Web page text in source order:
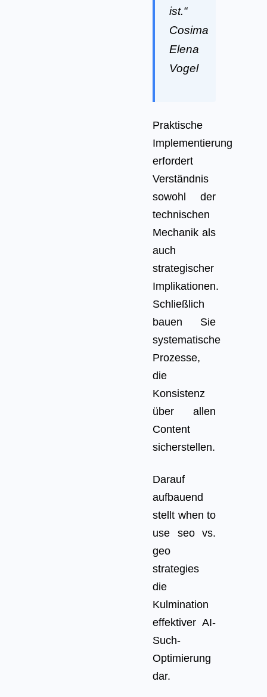
ist.“
Cosima
Elena
Vogel
Praktische
Implementierung
erfordert
Verständnis
sowohl der
technischen
Mechanik als
auch
strategischer
Implikationen.
Schließlich
bauen Sie
systematische
Prozesse,
die
Konsistenz
über allen
Content
sicherstellen.
Darauf
aufbauend
stellt when to
use seo vs.
geo
strategies
die
Kulmination
effektiver AI-
Such-
Optimierung
dar.